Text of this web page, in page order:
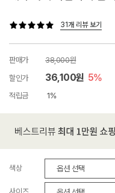
31개 리뷰 보기
판매가
38,000원
할인가
36,100원 5%
적립금 1%
색상